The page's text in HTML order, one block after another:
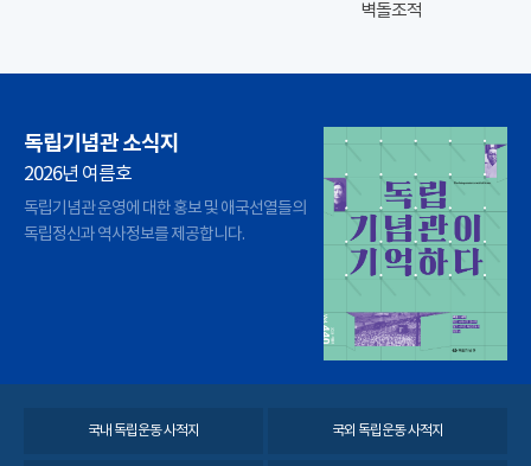
벽돌조적
독립기념관 소식지
2026년 여름호
독립기념관 운영에 대한 홍보 및 애국선열들의
독립정신과 역사정보를 제공합니다.
국내 독립운동 사적지 국외 독립운동 사적지